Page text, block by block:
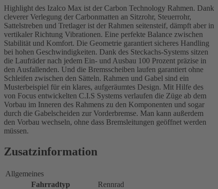
Highlight des Izalco Max ist der Carbon Technology Rahmen. Dank
cleverer Verlegung der Carbonmatten an Sitzrohr, Steuerrohr,
Sattelstreben und Tretlager ist der Rahmen seitensteif, dämpft aber in
vertikaler Richtung Vibrationen. Eine perfekte Balance zwischen
Stabilität und Komfort. Die Geometrie garantiert sicheres Handling
bei hohen Geschwindigkeiten. Dank des Steckachs-Systems sitzen
die Laufräder nach jedem Ein- und Ausbau 100 Prozent präzise in
den Ausfallenden. Und die Bremsscheiben laufen garantiert ohne
Schleifen zwischen den Sätteln. Rahmen und Gabel sind ein
Musterbeispiel für ein klares, aufgeräumtes Design. Mit Hilfe des
von Focus entwickelten C.I.S Systems verlaufen die Züge ab dem
Vorbau im Inneren des Rahmens zu den Komponenten und sogar
durch die Gabelscheiden zur Vorderbremse. Man kann außerdem
den Vorbau wechseln, ohne dass Bremsleitungen geöffnet werden
müssen.
Zusatzinformation
Allgemeines
Fahrradtyp
Rennrad